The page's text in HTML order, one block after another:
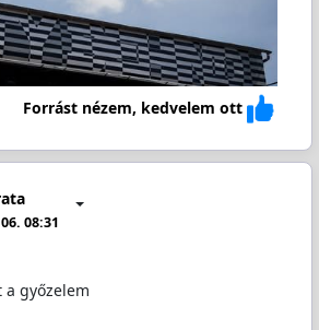
Forrást nézem, kedvelem ott
08:31
a győzelem